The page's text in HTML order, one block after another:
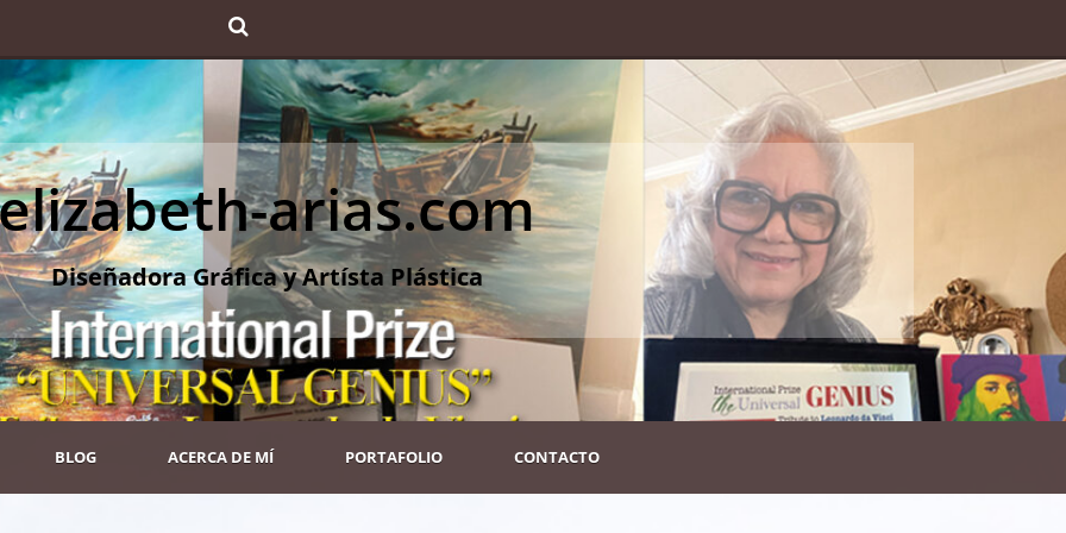
arias.com
Diseñadora Gráfica y Artísta Plástica
BLOG ACERCA DE MÍ PORTAFOLIO CONTACTO